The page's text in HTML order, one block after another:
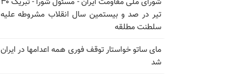
تیر در صد و بیستمین سال انقلاب مشروطه علیه
سلطنت مطلقه
مای ساتو خواستار توقف فوری همه اعدامها در ایران
شد